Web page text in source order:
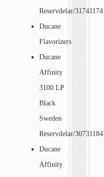
Reservdelar/31741174
Ducane
Flavorizers
Ducane
Affinity
3100 LP
Black
Sweden
Reservdelar/30731184
Ducane
Affinity